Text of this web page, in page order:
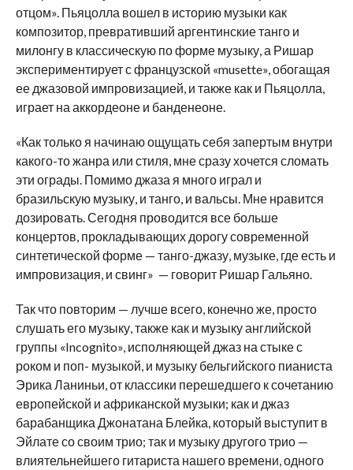
отцом». Пьяцолла вошел в историю музыки как
композитор, превративший аргентинские танго и
милонгу в классическую по форме музыку, а Ришар
экспериментирует с французской «musette», обогащая
ее джазовой импровизацией, и также как и Пьяцолла,
играет на аккордеоне и банденеоне.
«Как только я начинаю ощущать себя запертым внутри
какого-то жанра или стиля, мне сразу хочется сломать
эти ограды. Помимо джаза я много играл и
бразильскую музыку, и танго, и вальсы. Мне нравится
дозировать. Сегодня проводится все больше
концертов, прокладывающих дорогу современной
синтетической форме — танго-джазу, музыке, где есть и
импровизация, и свинг» — говорит Ришар Гальяно.
Так что повторим — лучше всего, конечно же, просто
слушать его музыку, также как и музыку английской
группы «Incognito», исполняющей джаз на стыке с
роком и поп- музыкой, и музыку бельгийского пианиста
Эрика Ланиньи, от классики перешедшего к сочетанию
европейской и африканской музыки; как и джаз
барабанщика Джонатана Блейка, который выступит в
Эйлате со своим трио; так и музыку другого трио —
влиятельнейшего гитариста нашего времени, одного